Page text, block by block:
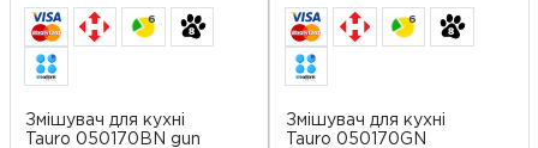
6
Змішувач для кухні
Tauro 050170BN gun
6
Змішувач для кухні
Tauro 050170GN